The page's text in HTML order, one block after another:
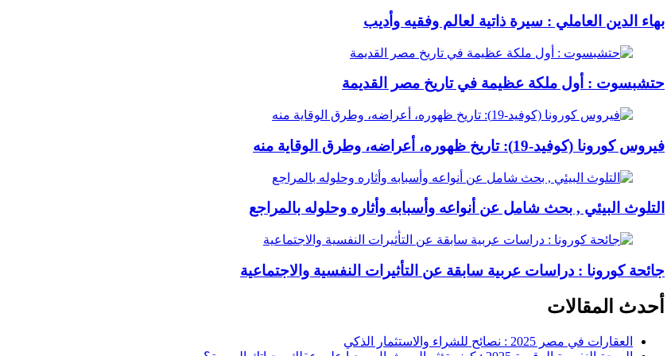
بهاء الدين العاملي : سيرة ذاتية لعالم وفقيه وأديب
حتشبسوت : أول ملكة عظيمة في تاريخ مصر القديمة
فيروس كورونا (كوفيد-19): تاريخ ظهوره، أعراضه، وطرق الوقاية منه
التلوث البيئي , بحث شامل عن أنواعه وأسبابه وأثاره وحلوله بالمراجع
جائحة كورونا : دراسات عربية سابقة عن التأثيرات النفسية والاجتماعية
أحدث المقالات
العقارات في مصر 2025 : نصائح للشراء والاستثمار الذكي